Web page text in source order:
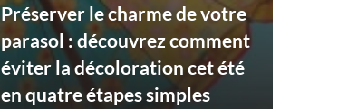
Préserver le charme de votre
parasol : découvrez comment
éviter la décoloration cet été
en quatre étapes simples